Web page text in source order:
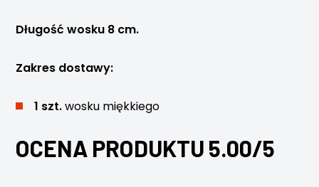
Długość wosku 8 cm.
Zakres dostawy:
1 szt.wosku miękkiego
OCENA PRODUKTU 5.00/5